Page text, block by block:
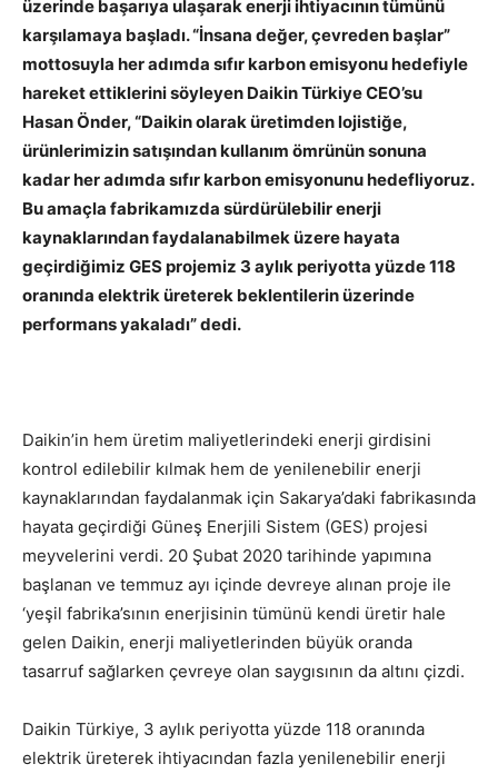
üzerinde başarıya ulaşarak enerji ihtiyacının tümünü
karşılamaya başladı. “İnsana değer, çevreden başlar”
mottosuyla her adımda sıfır karbon emisyonu hedefiyle
hareket ettiklerini söyleyen Daikin Türkiye CEO’su
Hasan Önder, “Daikin olarak üretimden lojistiğe,
ürünlerimizin satışından kullanım ömrünün sonuna
kadar her adımda sıfır karbon emisyonunu hedefliyoruz.
Bu amaçla fabrikamızda sürdürülebilir enerji
kaynaklarından faydalanabilmek üzere hayata
geçirdiğimiz GES projemiz 3 aylık periyotta yüzde 118
oranında elektrik üreterek beklentilerin üzerinde
performans yakaladı” dedi.
Daikin’in hem üretim maliyetlerindeki enerji girdisini
kontrol edilebilir kılmak hem de yenilenebilir enerji
kaynaklarından faydalanmak için Sakarya’daki fabrikasında
hayata geçirdiği Güneş Enerjili Sistem (GES) projesi
meyvelerini verdi. 20 Şubat 2020 tarihinde yapımına
başlanan ve temmuz ayı içinde devreye alınan proje ile
‘yeşil fabrika’sının enerjisinin tümünü kendi üretir hale
gelen Daikin, enerji maliyetlerinden büyük oranda
tasarruf sağlarken çevreye olan saygısının da altını çizdi.
Daikin Türkiye, 3 aylık periyotta yüzde 118 oranında
elektrik üreterek ihtiyacından fazla yenilenebilir enerji